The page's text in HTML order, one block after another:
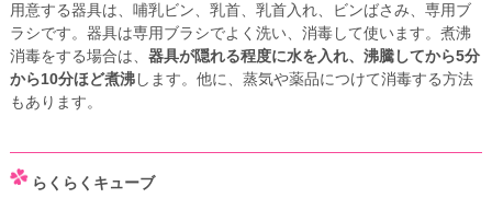
用意する器具は、哺乳ビン、乳首、乳首入れ、ビンばさみ、専用ブ
ラシです。器具は専用ブラシでよく洗い、消毒して使います。煮沸
消毒をする場合は、 器具が隠れる程度に水を入れ、沸騰してから5分
から10分ほど煮沸します。他に、蒸気や薬品につけて消毒する方法
もあります。
らくらくキューブ